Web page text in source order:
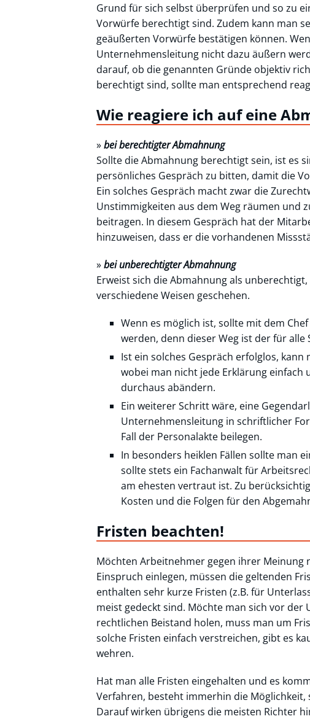
Grund für sich selbst überprüfen und so zu
Vorwürfe berechtigt sind. Zudem kann man
geäußerten Vorwürfe bestätigen können.
Unternehmensleitung nicht dazu äußern
darauf, ob die genannten Gründe objektiv
berechtigt sind, sollte man entsprechend
Wie reagiere ich auf eine
»bei berechtigter Abmahnung
Sollte die Abmahnung berechtigt sein, ist es
persönliches Gespräch zu bitten, damit die
Ein solches Gespräch macht zwar die
Unstimmigkeiten aus dem Weg räumen und
beitragen. In diesem Gespräch hat der
hinzuweisen, dass er die vorhandenen
»bei unberechtigter Abmahnung
Erweist sich die Abmahnung als
verschiedene Weisen geschehen.
Wenn es möglich ist, sollte mit dem
werden, denn dieser Weg ist der für
Ist ein solches Gespräch erfolglos,
wobei man nicht jede Erklärung
durchaus abändern.
Ein weiterer Schritt wäre, eine
Unternehmensleitung in schriftlicher
Fall der Personalakte beilegen.
In besonders heiklen Fällen sollte man
sollte stets ein Fachanwalt für
am ehesten vertraut ist. Zu
Kosten und die Folgen für den
Fristen beachten!
Möchten Arbeitnehmer gegen ihrer Meinung
Einspruch einlegen, müssen die geltenden
enthalten sehr kurze Fristen (z.B. für
meist gedeckt sind. Möchte man sich vor
rechtlichen Beistand holen, muss man um
solche Fristen einfach verstreichen, gibt es
wehren.
Hat man alle Fristen eingehalten und es
Verfahren, besteht immerhin die Möglichkeit,
Darauf wirken übrigens die meisten Richter